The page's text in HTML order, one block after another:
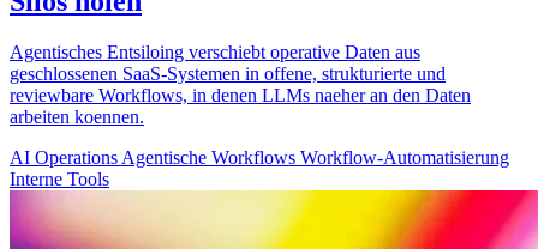
Agentisches Entsiloing verschiebt operative Daten aus
geschlossenen SaaS-Systemen in offene, strukturierte und
reviewbare Workflows, in denen LLMs naeher an den Daten
arbeiten koennen.
AI Operations Agentische Workflows Workflow-Automatisierung
Interne Tools